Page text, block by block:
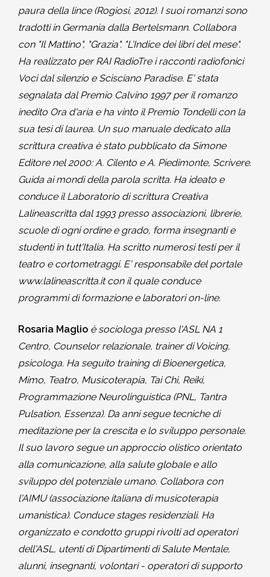
paura della lince (Rogiosi, 2012). I suoi romanzi sono
tradotti in Germania dalla Bertelsmann. Collabora
con "Il Mattino", "Grazia". "L'Indice dei libri del mese".
Ha realizzato per RAI RadioTre i racconti radiofonici
Voci dal silenzio e Scisciano Paradise. E' stata
segnalata dal Premio Calvino 1997 per il romanzo
inedito Ora d'aria e ha vinto il Premio Tondelli con la
sua tesi di laurea. Un suo manuale dedicato alla
scrittura creativa è stato pubblicato da Simone
Editore nel 2000: A. Cilento e A. Piedimonte, Scrivere.
Guida ai mondi della parola scritta. Ha ideato e
conduce il Laboratorio di scrittura Creativa
Lalineascritta dal 1993 presso associazioni, librerie,
scuole di ogni ordine e grado, forma insegnanti e
studenti in tutt'Italia. Ha scritto numerosi testi per il
teatro e cortometraggi. E' responsabile del portale
www.lalineascritta.it con il quale conduce
programmi di formazione e laboratori on-line.
Rosaria Maglio è sociologa presso l'ASL NA 1
Centro, Counselor relazionale, trainer di Voicing,
psicologa. Ha seguito training di Bioenergetica,
Mimo, Teatro, Musicoterapia, Tai Chi, Reiki,
Programmazione Neurolinguistica (PNL, Tantra
Pulsation, Essenza). Da anni segue tecniche di
meditazione per la crescita e lo sviluppo personale.
Il suo lavoro segue un approccio olistico orientato
alla comunicazione, alla salute globale e allo
sviluppo del potenziale umano. Collabora con
l'AIMU (associazione italiana di musicoterapia
umanistica). Conduce stages residenziali. Ha
organizzato e condotto gruppi rivolti ad operatori
dell'ASL, utenti di Dipartimenti di Salute Mentale,
alunni, insegnanti, volontari - operatori di supporto